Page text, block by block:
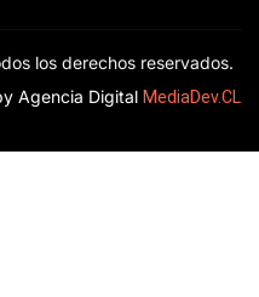
los derechos reservados.
Agencia Digital MediaDev.CL